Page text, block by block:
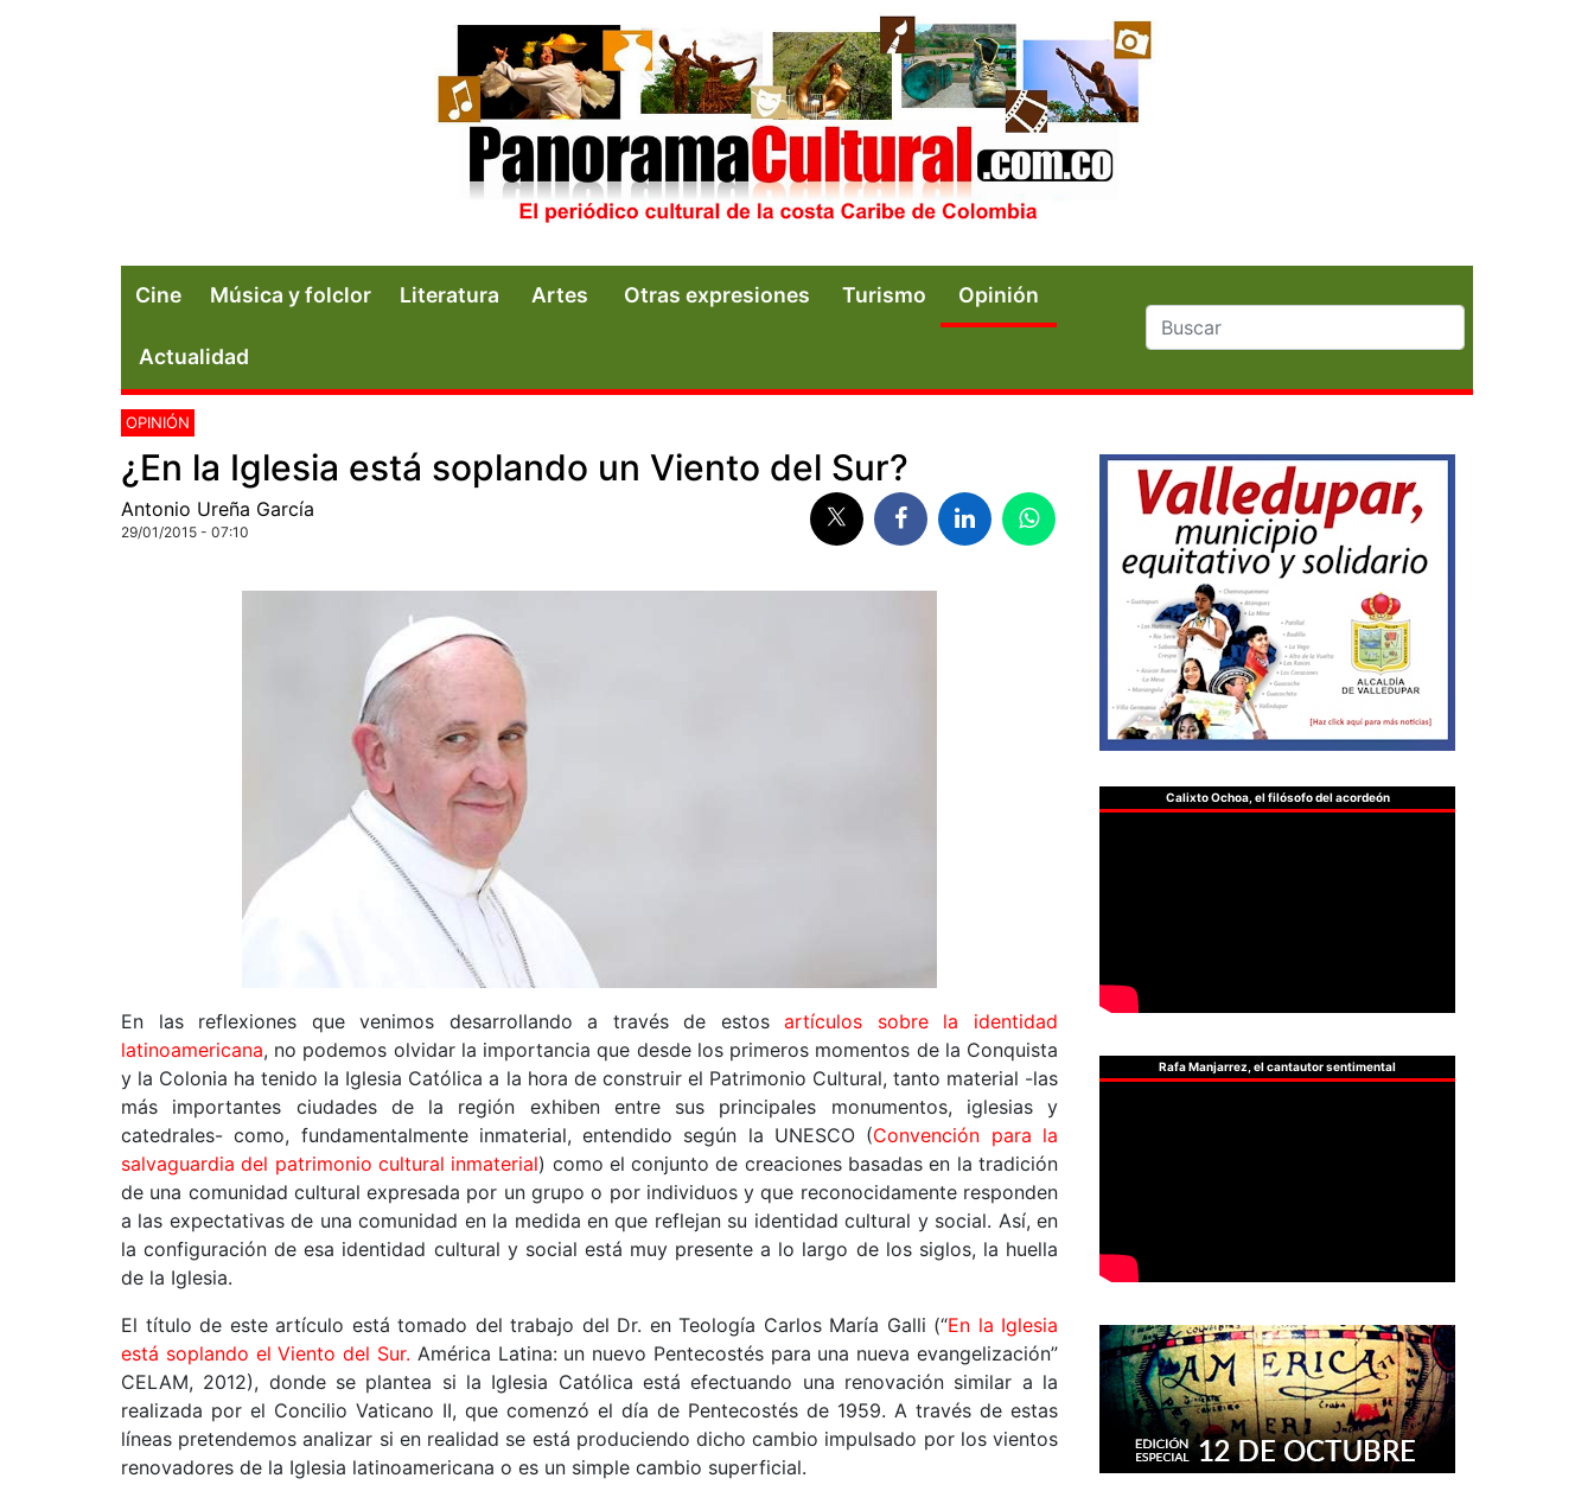
Cine Música y folclor Literatura Artes Otras expresiones Turismo Opinión
Actualidad
OPINIÓN
¿En la Iglesia está soplando un Viento del Sur?
Antonio Ureña García
29/01/2015 - 07:10
En las reflexiones que venimos desarrollando a través de estosartículos sobre la identidad
latinoamericana, no podemos olvidar la importancia que desde los primeros momentos de la Conquista
y la Colonia ha tenido la Iglesia Católica a la hora de construir el Patrimonio Cultural, tanto material -las
más importantes ciudades de la región exhiben entre sus principales monumentos, iglesias y
catedrales- como, fundamentalmente inmaterial, entendido según la UNESCO (Convención para la
salvaguardia del patrimonio cultural inmaterial) como el conjunto de creaciones basadas en la tradición
de una comunidad cultural expresada por un grupo o por individuos y que reconocidamente responden
a las expectativas de una comunidad en la medida en que reflejan su identidad cultural y social. Así, en
la configuración de esa identidad cultural y social está muy presente a lo largo de los siglos, la huella
de la Iglesia.
El título de este artículo está tomado del trabajo del Dr. en Teología Carlos María Galli (“En la Iglesia
está soplando el Viento del Sur. América Latina: un nuevo Pentecostés para una nueva evangelización”
CELAM, 2012), donde se plantea si la Iglesia Católica está efectuando una renovación similar a la
realizada por el Concilio Vaticano II, que comenzó el día de Pentecostés de 1959. A través de estas
líneas pretendemos analizar si en realidad se está produciendo dicho cambio impulsado por los vientos
renovadores de la Iglesia latinoamericana o es un simple cambio superficial.
Calixto Ochoa, el filósofo del acordeón
Rafa Manjarrez, el cantautor sentimental